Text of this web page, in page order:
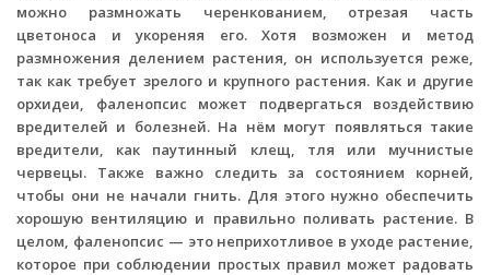
можно размножать черенкованием, отрезая часть
цветоноса и укореняя его. Хотя возможен и метод
размножения делением растения, он используется реже,
так как требует зрелого и крупного растения. Как и другие
орхидеи, фаленопсис может подвергаться воздействию
вредителей и болезней. На нём могут появляться такие
вредители, как паутинный клещ, тля или мучнистые
червецы. Также важно следить за состоянием корней,
чтобы они не начали гнить. Для этого нужно обеспечить
хорошую вентиляцию и правильно поливать растение. В
целом, фаленопсис — это неприхотливое в уходе растение,
которое при соблюдении простых правил может радовать